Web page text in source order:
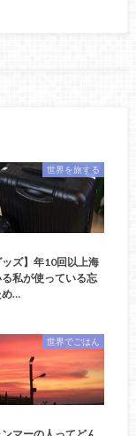
世界を旅する
ッズ】年10回以上海
私が使っている忘
め…
世界でごはん